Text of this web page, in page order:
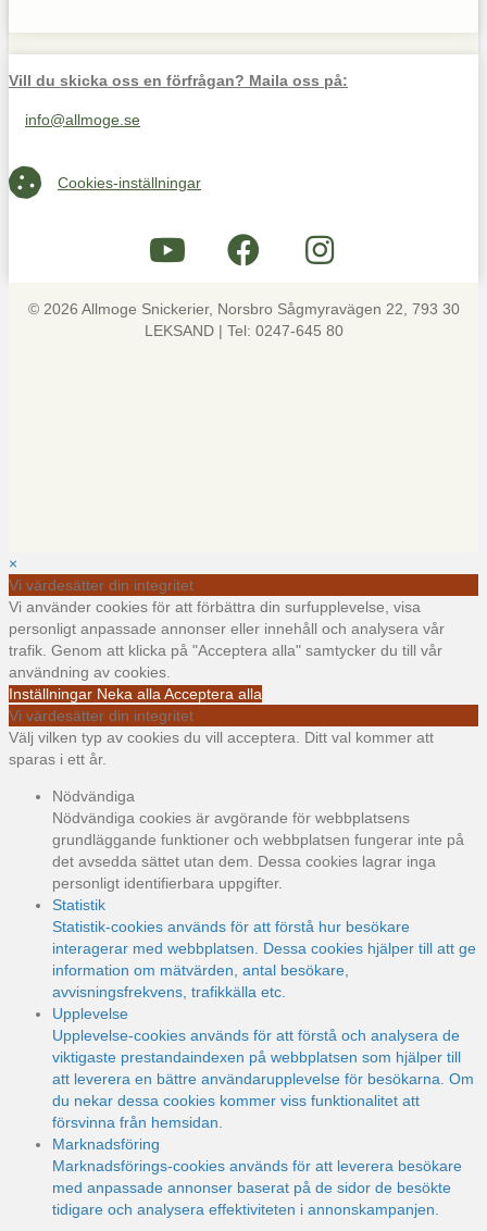
Vill du skicka oss en förfrågan? Maila oss på:
Maila oss på info@allmoge.se
info@allmoge.se
Cookies-inställningar
Cookies-inställningar
© 2026 Allmoge Snickerier, Norsbro Sågmyravägen 22, 793 30
LEKSAND | Tel: 0247-645 80
×
Vi värdesätter din integritet
Vi använder cookies för att förbättra din surfupplevelse, visa
personligt anpassade annonser eller innehåll och analysera vår
trafik. Genom att klicka på "Acceptera alla" samtycker du till vår
användning av cookies.
Inställningar Neka alla Acceptera alla
Vi värdesätter din integritet
Välj vilken typ av cookies du vill acceptera. Ditt val kommer att
sparas i ett år.
Nödvändiga
Nödvändiga cookies är avgörande för webbplatsens
grundläggande funktioner och webbplatsen fungerar inte på
det avsedda sättet utan dem. Dessa cookies lagrar inga
personligt identifierbara uppgifter.
Statistik
Statistik-cookies används för att förstå hur besökare
interagerar med webbplatsen. Dessa cookies hjälper till att ge
information om mätvärden, antal besökare,
avvisningsfrekvens, trafikkälla etc.
Upplevelse
Upplevelse-cookies används för att förstå och analysera de
viktigaste prestandaindexen på webbplatsen som hjälper till
att leverera en bättre användarupplevelse för besökarna. Om
du nekar dessa cookies kommer viss funktionalitet att
försvinna från hemsidan.
Marknadsföring
Marknadsförings-cookies används för att leverera besökare
med anpassade annonser baserat på de sidor de besökte
tidigare och analysera effektiviteten i annonskampanjen.